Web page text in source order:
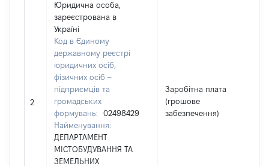
2
Юридична особа,
зареєстрована в
Україні
Код в Єдиному
державному реєстрі
юридичних осіб,
фізичних осіб –
підприємців та
громадських
формувань:
02498429
Найменування:
ДЕПАРТАМЕНТ
МІСТОБУДУВАННЯ ТА
ЗЕМЕЛЬНИХ
Заробітна плата
(грошове
забезпечення)